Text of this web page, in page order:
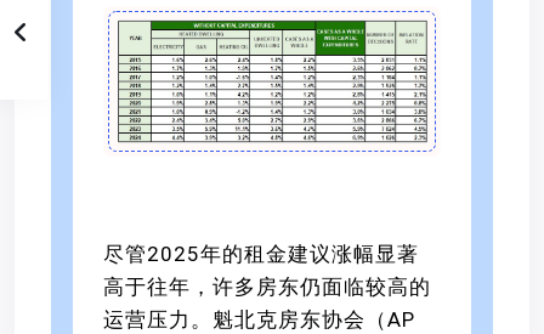
尽管2025年的租金建议涨幅显著
高于往年，许多房东仍面临较高的
运营压力。魁北克房东协会（AP